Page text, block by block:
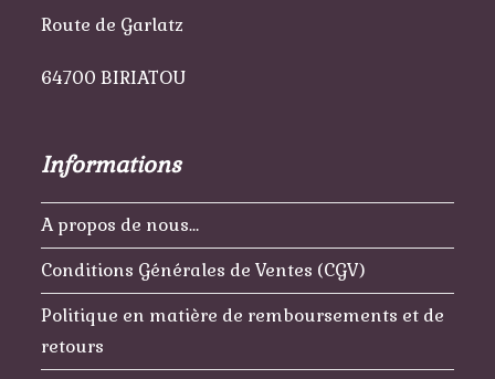
Route de Garlatz
64700 BIRIATOU
Informations
A propos de nous…
Conditions Générales de Ventes (CGV)
Politique en matière de remboursements et de
retours